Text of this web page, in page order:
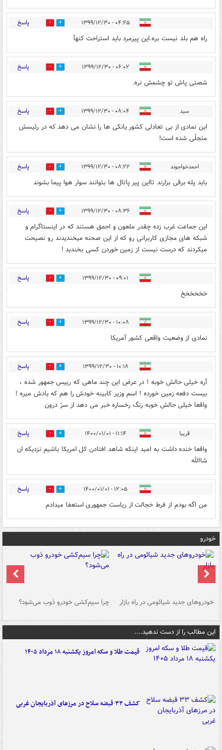
۰۴:۲۵ - ۱۳۹۹/۱۲/۳۰ 2 پاسخ
راه هم بلد نیست بره.این پیرمرد باید استراحت کنهآ
۰۶:۰۲ - ۱۳۹۹/۱۲/۳۰ 1 پاسخ
شصتی پاش تو چشمش نره.
سید ۰۸:۰۴ - ۱۳۹۹/۱۲/۳۰ 2 پاسخ
این نمادی از بی تعادلی کشور یانکی ها را نشان می دهد که در رئیسش
متجلّی شده است!
احمدخواجوند ۰۸:۲۲ - ۱۳۹۹/۱۲/۳۰ 3 پاسخ
باید پله برقی بزارند تااین پیر پاتال ها بتوانند سوار هوا پیما بشوند
۰۸:۳۶ - ۱۳۹۹/۱۲/۳۰ 2 پاسخ
این جماعت غرب زده چقدر ملعون و احمق هستند که در اینستاگرام و
شبکه های مجازی کاربرانی رو که از این صحنه میخندیدند رو نصیحت
میکردند که درست نیست از زمین خوردن کسی بخندید !
۰۹:۰۱ - ۱۳۹۹/۱۲/۳۰ 1 پاسخ
خخخخخخ
۱۰:۰۸ - ۱۳۹۹/۱۲/۳۰ 2 پاسخ
نمادی از وضعیت واقعی کشور آمریکا
۱۰:۱۸ - ۱۳۹۹/۱۲/۳۰ 3 پاسخ
آره خیلی حالش خوبه ! در عرض این چند ماهی که رییس جمهور شده ،
بیست دفعه زمین خورده ! اسم وزیر کابینه خودش را هم که یادش میره !
واقعا خیلی حالش خوبه رنگ رخساره خبر می دهد از سرّ درون
قریبا ۱۱:۱۴ - ۱۴۰۰/۰۱/۰۱ 1 پاسخ
واقعا خنده داشت به امید اینکه شاهد افتادن کل امریکا باشیم نزدیکه ان
شاالله
۱۲:۰۵ - ۱۴۰۰/۰۱/۰۱ 1 پاسخ
من اگه بودم از فرط خجالت از ریاست جمهوری استعفا میدادم
خودرو
خودروهای جدید شیائومی در راه بازار چرا سیم‌کشی خودرو ذوب می‌شود؟
این مطالب را از دست ندهید....
قیمت طلا و سکه امروز یکشنبه ۱۸ مرداد ۱۴۰۵
کشف ۳۳ قبضه سلاح در مرزهای آذربایجان غربی